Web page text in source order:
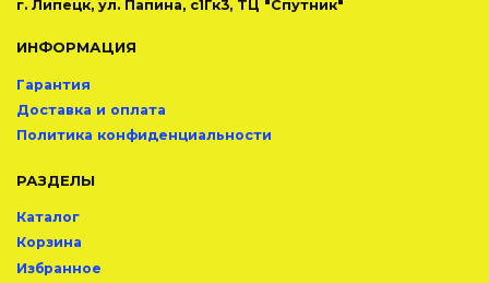
г. Липецк, ул. Папина, с1Гк3, ТЦ "Спутник"
ИНФОРМАЦИЯ
Гарантия
Доставка и оплата
Политика конфиденциальности
РАЗДЕЛЫ
Каталог
Корзина
Избранное